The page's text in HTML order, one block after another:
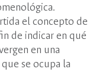
el concepto de
de indicar en qué
en una
se ocupa la